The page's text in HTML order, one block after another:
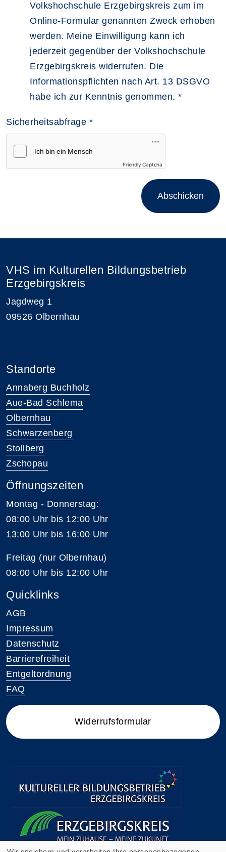
Volkshochschule Erzgebirgskreis zum im
Online-Formular genannten Zweck erhoben
werden. Meine Einwilligung kann ich
jederzeit gegenüber der Volkshochschule
Erzgebirgskreis widerrufen. Die
Informationspflichten nach Art. 13 DSGVO
habe ich zur Kenntnis genommen. *
Sicherheitsabfrage *
Friendly Captcha
Abschicken
VHS im Kulturellen Bildungsbetrieb
Erzgebirgskreis
Jagdweg 1
09526 Olbernhau
Standorte
Annaberg Buchholz
Aue-Bad Schlema
Olbernhau
Schwarzenberg
Stollberg
Zschopau
Öffnungszeiten
Montag - Donnerstag:
08:00 Uhr bis 12:00 Uhr
13:00 Uhr bis 16:00 Uhr
Freitag (nur Olbernhau)
08:00 Uhr bis 12:00 Uhr
Quicklinks
AGB
Impressum
Datenschutz
Barrierefreiheit
Entgeltordnung
FAQ
Widerrufsformular